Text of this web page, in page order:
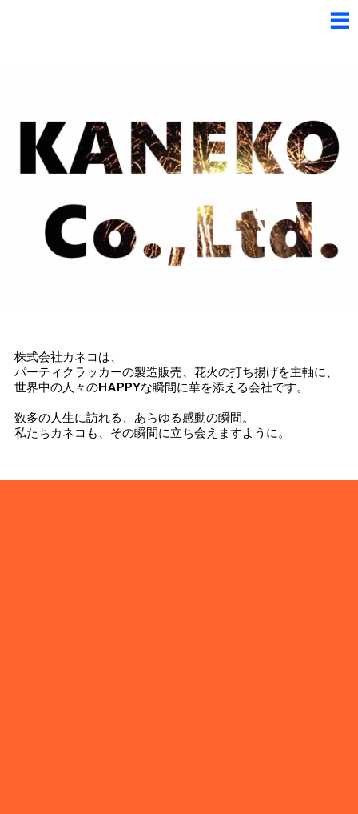
​株式会社カネコは、
パーティクラッカーの製造販売、花火の打ち揚げを主軸に、
​世界中の人々のHAPPYな瞬間に華を添える会社です。
数多の人生に訪れる、あらゆる感動の瞬間。
私たちカネコも、その瞬間に立ち会えますように。